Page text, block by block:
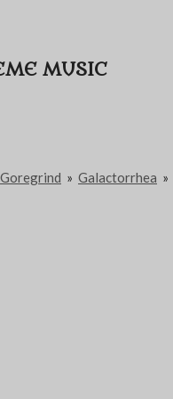
MUSIC
Goregrind » Galactorrhea »